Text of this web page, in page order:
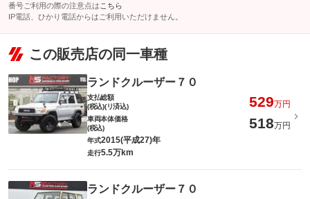
番号ご利用の際の注意点は こちら
IP電話、ひかり電話からはご利用いただけません。
この販売店の同一車種
ランドクルーザー７０
支払総額
(税込)(リ済込)
529万円
車両本体価格
(税込)
518万円
年式2015(平成27)年
走行5.5万km
ランドクルーザー７０